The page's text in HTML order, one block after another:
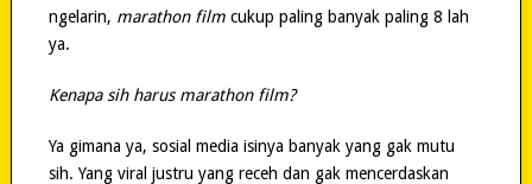
ngelarin, marathon filmcukup paling banyak paling 8 lah
ya.
Kenapa sih harus marathon film?
Ya gimana ya, sosial media isinya banyak yang gak mutu
sih. Yang viral justru yang receh dan gak mencerdaskan